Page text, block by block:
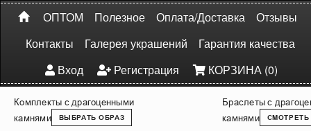
ОПТОМ Полезное Оплата/Доставка
Отзывы
Контакты
Галерея украшений
Гарантия качества
Вход
Регистрация КОРЗИНА (0)
Комплекты с драгоценными
камнями
ВЫБРАТЬ ОБРАЗ
Браслеты с
камнями
СМОТРЕТЬ